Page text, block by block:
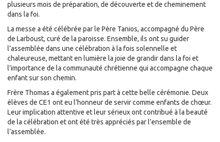
plusieurs mois de préparation, de découverte et de cheminement
dans la foi.
La messe a été célébrée par le Père Tanios, accompagné du Père
de Larboust, curé de la paroisse. Ensemble, ils ont su guider
l’assemblée dans une célébration à la fois solennelle et
chaleureuse, mettant en lumière la joie de grandir dans la foi et
l’importance de la communauté chrétienne qui accompagne chaque
enfant sur son chemin.
Frère Thomas a également pris part à cette belle cérémonie. Deux
élèves de CE1 ont eu l’honneur de servir comme enfants de chœur.
Leur implication attentive et leur sérieux ont contribué à la beauté
de la célébration et ont été très appréciés par l’ensemble de
l’assemblée.